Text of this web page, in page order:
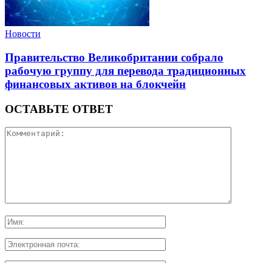
Новости
Правительство Великобритании собрало
рабочую группу для перевода традиционных
финансовых активов на блокчейн
ОСТАВЬТЕ ОТВЕТ